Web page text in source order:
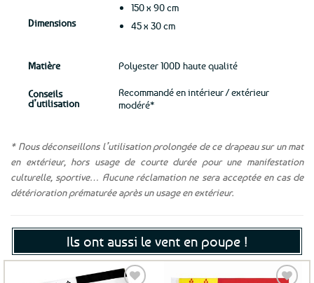
Dimensions
150 x 90 cm
45 x 30 cm
Matière Polyester 100D haute qualité
Conseils
d’utilisation
Recommandé en intérieur / extérieur
modéré*
* Nous déconseillons l’utilisation prolongée de ce drapeau sur un mat
en extérieur, hors usage de courte durée pour une manifestation
culturelle, sportive… Aucune réclamation ne sera acceptée en cas de
détérioration prématurée après un usage en extérieur.
Ils ont aussi le vent en poupe !